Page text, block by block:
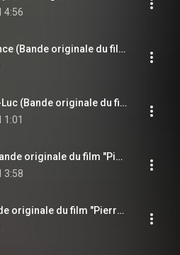
4:56
Ma ligne de chance (Bande originale du film "Pierrot le fou")
Twist pour Jean-Luc (Bande originale du film "Pierrot le fou")
1:01
La mort bleue (Bande originale du film "Pierrot le fou")
3:58
Mic et mac (Bande originale du film "Pierrot le fou")